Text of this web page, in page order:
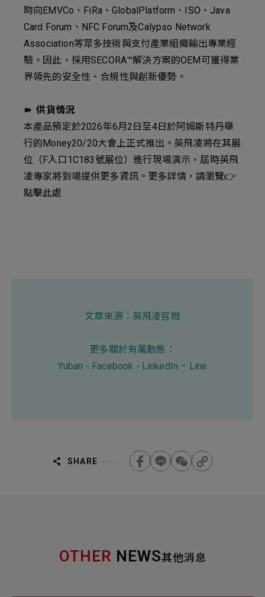
時向EMVCo、FiRa、GlobalPlatform、ISO、Java
Card Forum、NFC Forum及Calypso Network
Association等眾多技術與支付產業組織輸出專業經
驗。因此，採用SECORA™解決方案的OEM可獲得業
界領先的安全性、合規性與創新優勢。
➽ 供貨情況
本產品預定於2026年6月2日至4日於阿姆斯特丹舉
行的‌Money20/20大會‌上正式推出。英飛凌將在其展
位（F入口1C183號展位）進行現場演示，屆時英飛
凌專家將到場提供更多資訊。更多詳情，請瀏覽👉
點擊此處
文章來源： 英飛淩官微
更多關於有萬動態：
Yuban - Facebook - LinkedIn – Line
SHARE
OTHER NEWS其他消息